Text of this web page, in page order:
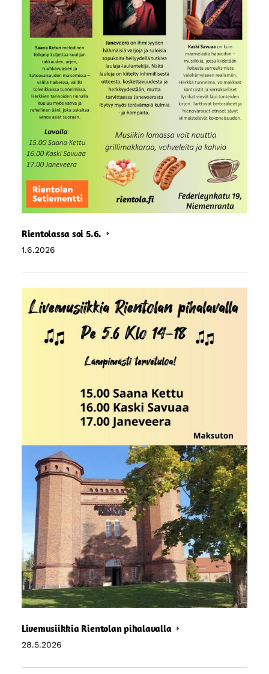
Rientolassa soi 5.6.
1.6.2026
Livemusiikkia Rientolan pihalavalla
28.5.2026